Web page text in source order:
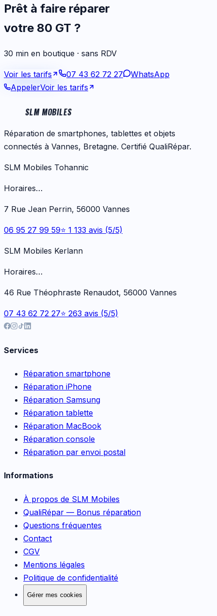
Prêt à faire réparer
votre 80 GT ?
30 min en boutique · sans RDV
Voir les tarifs 07 43 62 72 27
WhatsApp
AppelerVoir les tarifs
SLM MOBILES
Réparation de smartphones, tablettes et objets
connectés à Vannes, Bretagne. Certifié QualiRépar.
SLM Mobiles Tohannic
Horaires…
7 Rue Jean Perrin, 56000 Vannes
06 95 27 99 59⭐ 1 133 avis (5/5)
SLM Mobiles Kerlann
Horaires…
46 Rue Théophraste Renaudot, 56000 Vannes
07 43 62 72 27⭐ 263 avis (5/5)
Services
Réparation smartphone
Réparation iPhone
Réparation Samsung
Réparation tablette
Réparation MacBook
Réparation console
Réparation par envoi postal
Informations
À propos de SLM Mobiles
QualiRépar — Bonus réparation
Questions fréquentes
Contact
CGV
Mentions légales
Politique de confidentialité
Gérer mes cookies